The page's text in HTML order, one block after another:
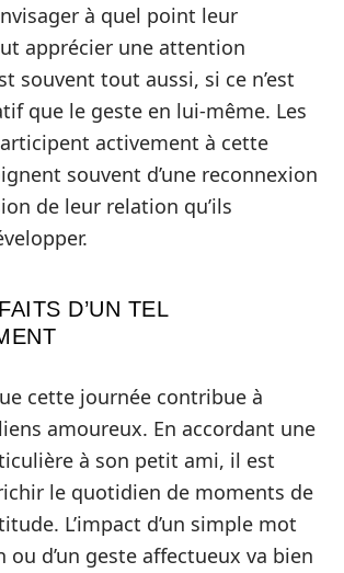
à quel point leur
apprécier une attention
souvent tout aussi, si ce n’est
que le geste en lui-même. Les
activement à cette
souvent d’une reconnexion
de leur relation qu’ils
D’UN TEL
cette journée contribue à
amoureux. En accordant une
à son petit ami, il est
le quotidien de moments de
L’impact d’un simple mot
ou d’un geste affectueux va bien